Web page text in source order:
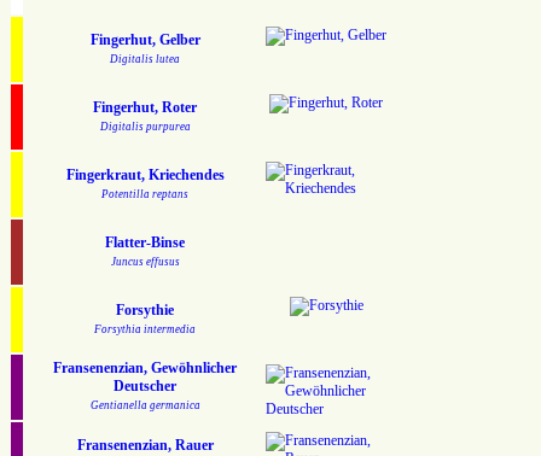
Fingerhut, Gelber
Digitalis lutea
Fingerhut, Roter
Digitalis purpurea
Fingerkraut, Kriechendes
Potentilla reptans
Flatter-Binse
Juncus effusus
Forsythie
Forsythia intermedia
Fransenenzian, Gewöhnlicher
Deutscher
Gentianella germanica
Fransenenzian, Rauer